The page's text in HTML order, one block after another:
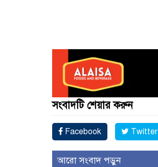
সংবাদটি শেয়ার করুন
Facebook Twitter
আরো সংবাদ পড়ুন